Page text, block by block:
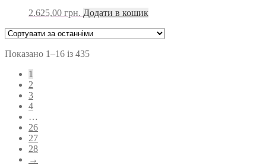
2.625,00 грн. Додати в кошик
Показано 1–16 із 435
1
2
3
4
…
26
27
28
→